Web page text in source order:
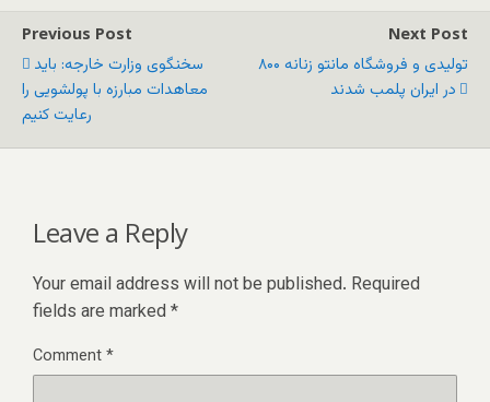
Previous Post
سخنگوی وزارت خارجه: باید
معاهدات مبارزه با پولشویی را
رعایت کنیم
Next Post
۸۰۰ تولیدی و فروشگاه مانتو زنانه
در ایران پلمب شدند
Leave a Reply
Your email address will not be published. Required
fields are marked *
Comment*